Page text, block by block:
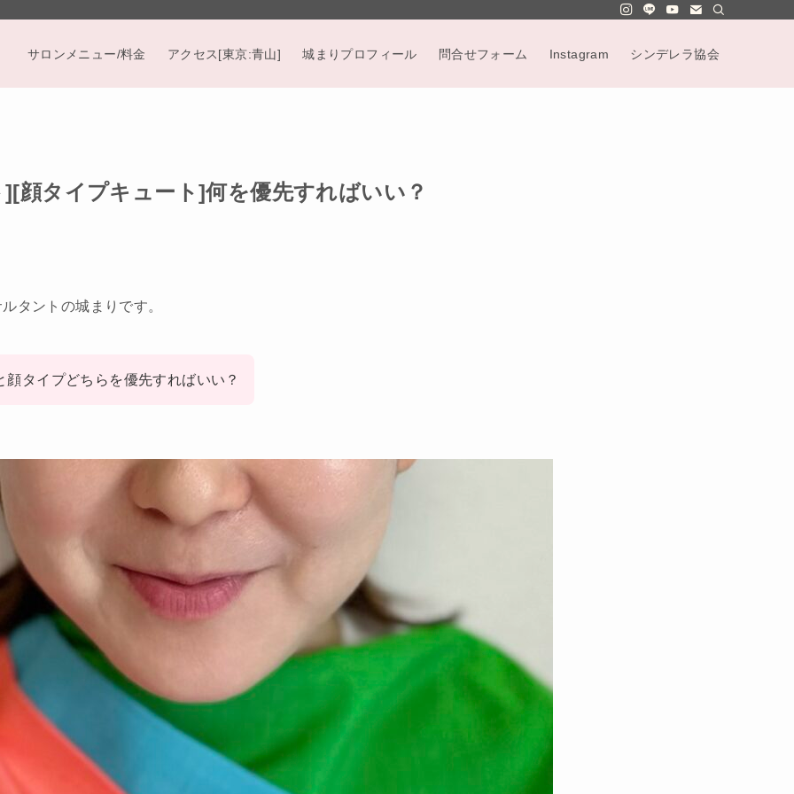
サロンメニュー/料金 アクセス[東京:青山] 城まりプロフィール 問合せフォーム Instagram シンデレラ協会
顔タイプキュート]何を優先すればいい？
タントの城まりです。
顔タイプどちらを優先すればいい？